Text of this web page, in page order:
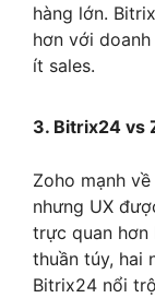
hàng lớn.
hơn với
ít sales.
3. Bitrix24 vs
Zoho mạnh
nhưng UX
trực quan hơn
thuần túy, hai
Bitrix24 nổi